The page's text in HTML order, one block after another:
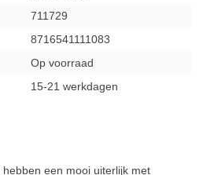
711729
8716541111083
Op voorraad
15-21 werkdagen
hebben een mooi uiterlijk met